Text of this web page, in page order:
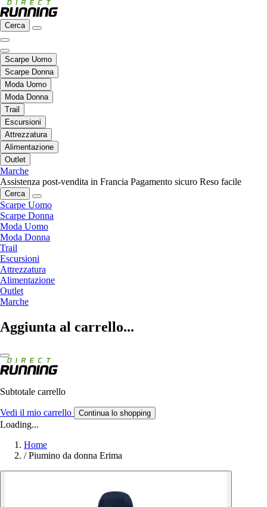
Cerca
Scarpe Uomo
Scarpe Donna
Moda Uomo
Moda Donna
Trail
Escursioni
Attrezzatura
Alimentazione
Outlet
Marche
Assistenza post-vendita in Francia Pagamento sicuro Reso facile
Cerca
Scarpe Uomo
Scarpe Donna
Moda Uomo
Moda Donna
Trail
Escursioni
Attrezzatura
Alimentazione
Outlet
Marche
Aggiunta al carrello...
Subtotale carrello
Vedi il mio carrello Continua lo shopping
Loading...
Home
/ Piumino da donna Erima